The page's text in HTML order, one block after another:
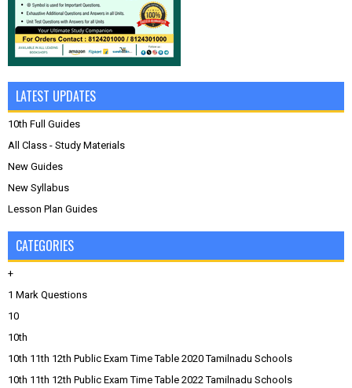
LATEST UPDATES
10th Full Guides
All Class - Study Materials
New Guides
New Syllabus
Lesson Plan Guides
CATEGORIES
+
1 Mark Questions
10
10th
10th 11th 12th Public Exam Time Table 2020 Tamilnadu Schools
10th 11th 12th Public Exam Time Table 2022 Tamilnadu Schools